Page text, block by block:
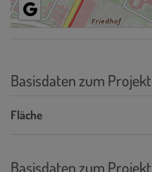
Basisdaten zum Projekt
Fläche
Basisdaten zum Projekt